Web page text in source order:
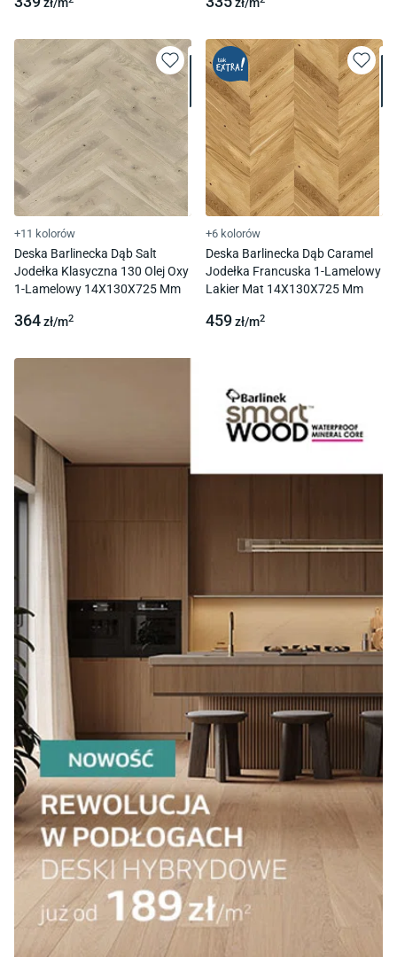
zł/m zł/m
+11 kolorów
Deska Barlinecka Dąb Salt
Jodełka Klasyczna 130 Olej Oxy
1-Lamelowy 14X130X725 Mm
364zł/m2
+6 kolorów
Deska Barlinecka Dąb Caramel
Jodełka Francuska 1-Lamelowy
Lakier Mat 14X130X725 Mm
459zł/m2